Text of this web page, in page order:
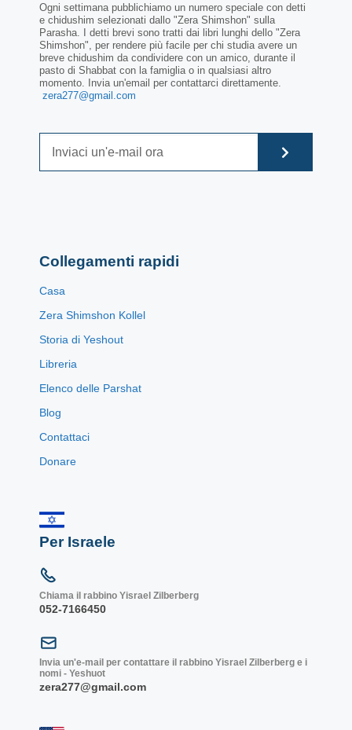
Ogni settimana pubblichiamo un numero speciale con detti
e chidushim selezionati dallo "Zera Shimshon" sulla
Parasha. I detti brevi sono tratti dai libri lunghi dello "Zera
Shimshon", per rendere più facile per chi studia avere un
breve chidushim da condividere con un amico, durante il
pasto di Shabbat con la famiglia o in qualsiasi altro
momento. Invia un'email per contattarci direttamente.
zera277@gmail.com
Collegamenti rapidi
Casa
Zera Shimshon Kollel
Storia di Yeshout
Libreria
Elenco delle Parshat
Blog
Contattaci
Donare
Per Israele
Chiama il rabbino Yisrael Zilberberg
052-7166450
Invia un'e-mail per contattare il rabbino Yisrael Zilberberg e i
nomi - Yeshuot
zera277@gmail.com